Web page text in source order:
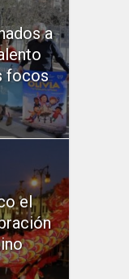
a
focos
el